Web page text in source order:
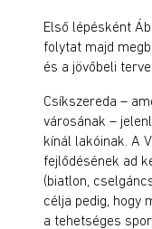
Első lépésként
folytat majd
és a jövőbeli
Csíkszereda –
városának –
kínál lakóinak. A
fejlődésének ad
(biatlon, c
célja pedig, hogy
a tehetséges